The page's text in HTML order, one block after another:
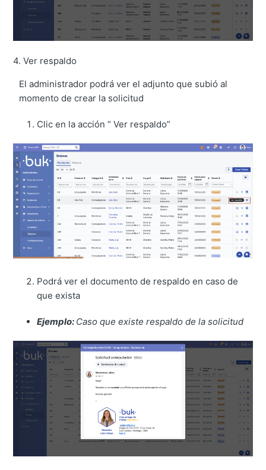
4. Ver respaldo
El administrador podrá ver el adjunto que subió al
momento de crear la solicitud
Clic en la acción “ Ver respaldo”
Podrá ver el documento de respaldo en caso de
que exista
Ejemplo: Caso que existe respaldo de la solicitud